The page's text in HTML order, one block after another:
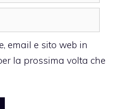
email e sito web in
la prossima volta che